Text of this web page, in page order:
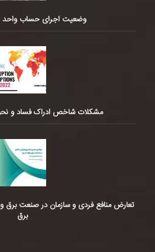
وضعیت اجرای حساب واحد
مشکلات شاخص ادراک فساد و
تعارض منافع فردی و سازمان در صنعت برق
برق